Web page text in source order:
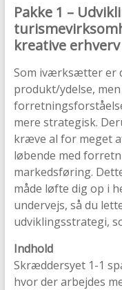
Pakke 1 –
kreative erhverv
Som iværksætter er
produkt/ydelse,
mere strategisk.
kræve al for meget
løbende med
markedsføring.
måde løfte dig op i
undervejs, så du
udviklingsstrategi,
Indhold
Skræddersyet 1-1
hvor der arbejdes